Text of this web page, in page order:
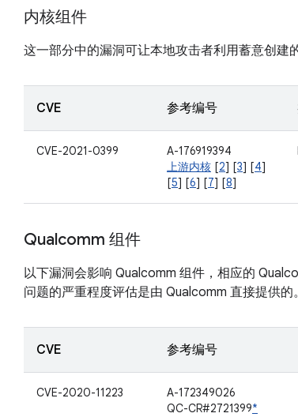
内核组件
这一部分中的漏洞可让本地攻击者利用蓄意创建
CVE 参考编号
CVE-2021-0399
A-176919394
上游内核 [2] [3] [4]
[5] [6] [7] [8]
Qualcomm 组件
以下漏洞会影响 Qualcomm 组件，相应的
问题的严重程度评估是由 Qualcomm 直接提供的。
CVE 参考编号
CVE-2020-11223
A-172349026
QC-CR#2721399*